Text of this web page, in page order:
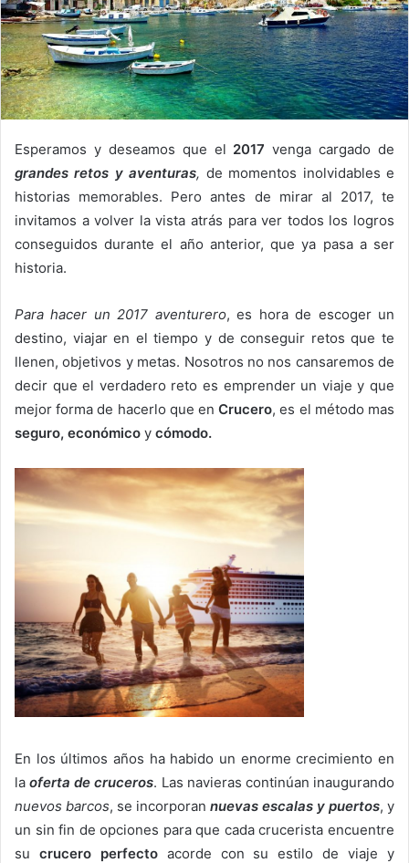
Esperamos y deseamos que el 2017 venga cargado de
grandes retos y aventuras, de momentos inolvidables e
historias memorables. Pero antes de mirar al 2017, te
invitamos a volver la vista atrás para ver todos los logros
conseguidos durante el año anterior, que ya pasa a ser
historia.
Para hacer un 2017 aventurero, es hora de escoger un
destino, viajar en el tiempo y de conseguir retos que te
llenen, objetivos y metas. Nosotros no nos cansaremos de
decir que el verdadero reto es emprender un viaje y que
mejor forma de hacerlo que enCrucero, es el método mas
seguro, económico y cómodo.
En los últimos años ha habido un enorme crecimiento en
laoferta de cruceros. Las navieras continúan inaugurando
nuevos barcos, se incorporan nuevas escalas y puertos, y
un sin fin de opciones para que cada crucerista encuentre
su crucero perfectoacorde con su estilo de viaje y